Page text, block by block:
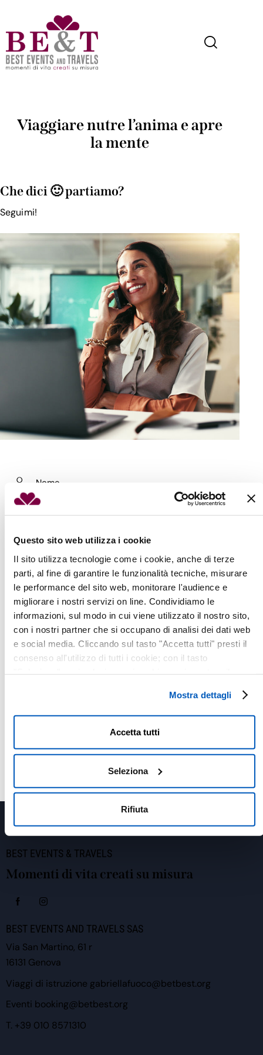
Questo sito web utilizza i cookie
Il sito utilizza tecnologie come i cookie, anche di terze
parti, al fine di garantire le funzionalità tecniche, misurare
le performance del sito web, monitorare l'audience e
migliorare i nostri servizi on line. Condividiamo le
informazioni, sul modo in cui viene utilizzato il nostro sito,
con i nostri partner che si occupano di analisi dei dati web
e social media. Cliccando sul tasto "Accetta tutti" presti il
consenso all'utilizzo di tutti i cookie; con il tasto
destra puoi continuare la navigazione solo con l'utilizzo dei
cookie necessari. Per saperne di più ed eventualmente
modificare il tuo consenso, consulta l'Informativa su
rifiutare o revocare il proprio consenso in qualsiasi
momento, accedendo al pannello Mostra Dettagli.
Mostra dettagli
Accetta tutti
Seleziona
Rifiuta
Viaggiare nutre l’anima e apre
la mente
Che dici 🙂 partiamo?
Seguimi!
BEST EVENTS & TRAVELS
Momenti di vita creati su misura
BEST EVENTS AND TRAVELS SAS
Via San Martino, 61 r
16131 Genova
Viaggi di istruzione gabriellafuoco@betbest.org
Eventi booking@betbest.org
T. +39 010 8571310